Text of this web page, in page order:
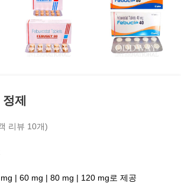
제
리뷰 10개)
| 60 mg | 80 mg | 120 mg로 제공